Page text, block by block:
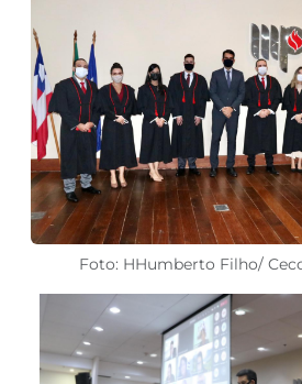
Foto: HHumberto Filho/